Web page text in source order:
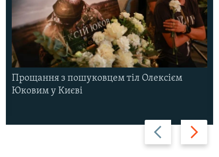
Назад Вперед
Прощання з пошуковцем тіл Олексієм
Юковим у Києві